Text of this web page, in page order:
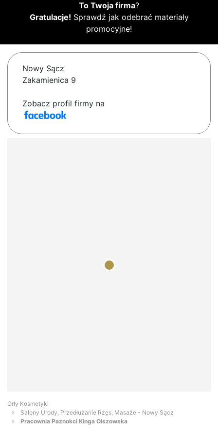
To Twoja firma?
Gratulacje! Sprawdź jak odebrać materiały
promocyjne!
Nowy Sącz
Zakamienica 9
Zobacz profil firmy na
Orły Kosmetyki
Salony Urody, Przedłużanie Rzęs, Masaże - Nowy Sącz
Pracownia Paznokci Kinga Olszowska